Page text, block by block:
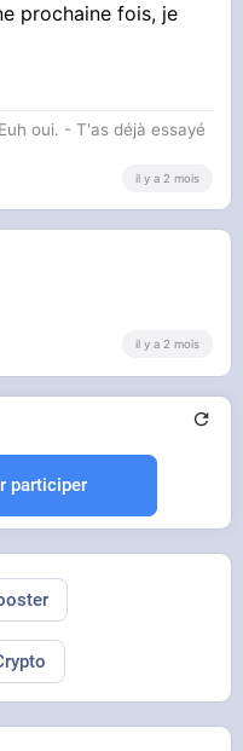
prochaine fois, je
oui. - T'as déjà essayé
il y a 2 mois
il y a 2 mois
participer